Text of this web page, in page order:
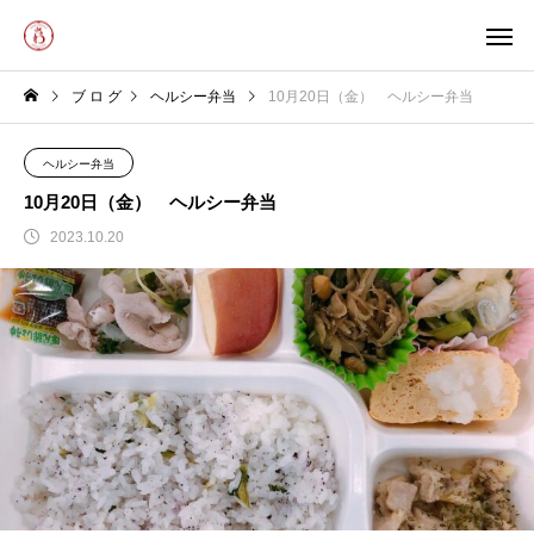
ブ ロ グ ヘルシー弁当 10月20日（金） ヘルシー弁当
ヘルシー弁当
10月20日（金） ヘルシー弁当
2023.10.20